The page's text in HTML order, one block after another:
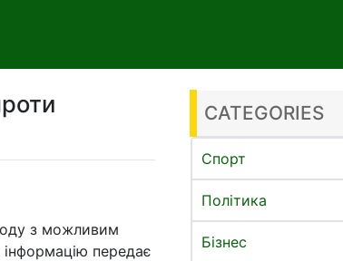
з можливим
передає
CATEGORIES
Спорт
Політика
Бізнес